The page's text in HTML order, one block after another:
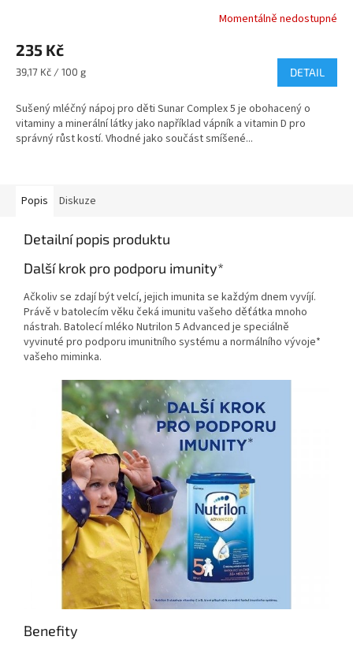
Momentálně nedostupné
235 Kč
Měrná
39,17 Kč / 100 g DETAIL
Sušený mléčný nápoj pro děti Sunar Complex 5 je obohacený o
vitaminy a minerální látky jako například vápník a vitamin D pro
správný růst kostí. Vhodné jako součást smíšené...
Popis Diskuze
Detailní popis produktu
Další krok pro podporu imunity*
Ačkoliv se zdají být velcí, jejich imunita se každým dnem vyvíjí.
Právě v batolecím věku čeká imunitu vašeho děťátka mnoho
nástrah. Batolecí mléko Nutrilon 5 Advanced je speciálně
vyvinuté pro podporu imunitního systému a normálního vývoje*
vašeho miminka.
Benefity